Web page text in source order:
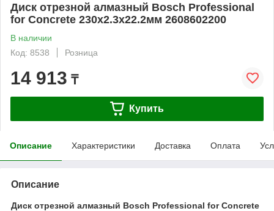
Диск отрезной алмазный Bosch Professional
for Concrete 230x2.3x22.2мм 2608602200
В наличии
Код: 8538
Розница
14 913 ₸
Купить
Описание Характеристики Доставка Оплата
Описание
Диск отрезной алмазный Bosch Professional for Concrete